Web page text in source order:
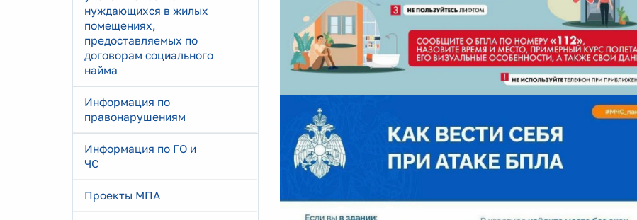
нуждающихся в жилых
помещениях,
предоставляемых по
договорам социального
найма
Информация по
правонарушениям
Информация по ГО и
ЧС
Проекты МПА